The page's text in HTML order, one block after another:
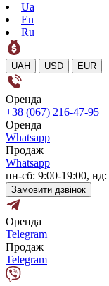
Ua
En
Ru
UAH USD EUR
Оренда
+38 (067) 216-47-95
Оренда
Whatsapp
Продаж
Whatsapp
пн-сб: 9:00-19:00,
Замовити дзвінок
Оренда
Telegram
Продаж
Telegram